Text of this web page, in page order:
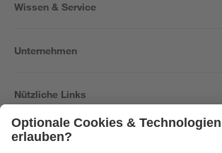
Wissen & Service
Unternehmen
Nützliche Links